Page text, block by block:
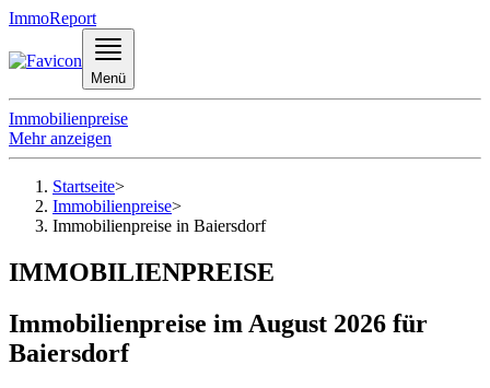
ImmoReport
Menü
Immobilienpreise
Mehr anzeigen
Startseite>
Immobilienpreise>
Immobilienpreise in Baiersdorf
IMMOBILIENPREISE
Immobilienpreise im August 2026 für
Baiersdorf